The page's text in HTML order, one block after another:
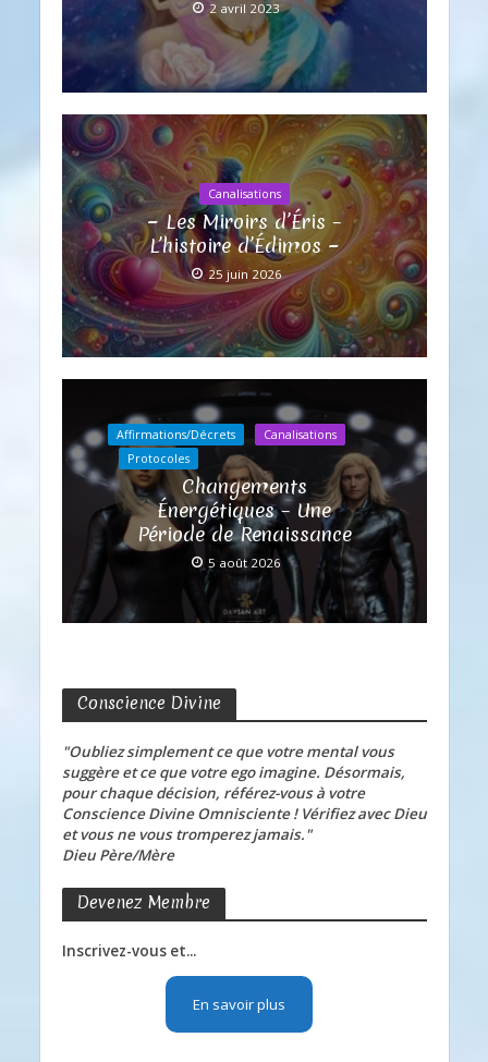
2 avril 2023
Canalisations
~ Les Miroirs d’Éris –
L’histoire d’Édimos ~
25 juin 2026
Affirmations/Décrets
Canalisations
Protocoles
Changements
Énergétiques – Une
Période de Renaissance
5 août 2026
Conscience Divine
"Oubliez simplement ce que votre mental vous
suggère et ce que votre ego imagine. Désormais,
pour chaque décision, référez-vous à votre
Conscience Divine Omnisciente ! Vérifiez avec Dieu
et vous ne vous tromperez jamais."
Dieu Père/Mère
Devenez Membre
Inscrivez-vous et...
En savoir plus